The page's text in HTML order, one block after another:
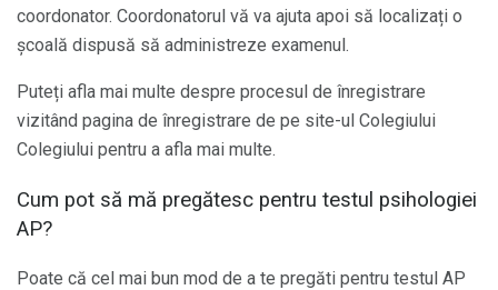
coordonator. Coordonatorul vă va ajuta apoi să localizați o
școală dispusă să administreze examenul.
Puteți afla mai multe despre procesul de înregistrare
vizitând pagina de înregistrare de pe site-ul Colegiului
Colegiului pentru a afla mai multe.
Cum pot să mă pregătesc pentru testul psihologiei
AP?
Poate că cel mai bun mod de a te pregăti pentru testul AP